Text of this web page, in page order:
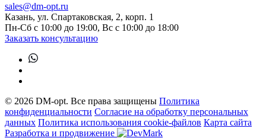
sales@dm-opt.ru
Казань, ул. Спартаковская, 2, корп. 1
Пн-Сб с 10:00 до 19:00, Вс с 10:00 до 18:00
Заказать консультацию
© 2026 DM-opt. Все права защищены Политика
конфиденциальности Согласие на обработку персональных
данных Пoлитикa иcпoльзoвaния cookie-фaйлoв Карта сайта
Разработка и продвижение